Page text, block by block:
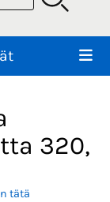
320,
tätä